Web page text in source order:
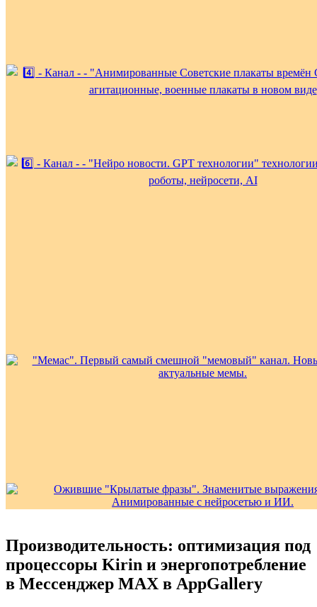
Производительность: оптимизация под
процессоры Kirin и энергопотребление
в Мессенджер MAX в AppGallery